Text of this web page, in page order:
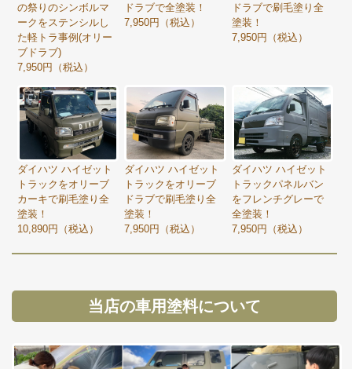
の祭りのシンボルマ
ークをステンシルし
た軽トラ事例(オリー
ブドラブ)
7,950円（税込）
ドラブで全塗装！
7,950円（税込）
ドラブで刷毛塗り全
塗装！
7,950円（税込）
ダイハツ ハイゼット
トラックをオリーブ
カーキで刷毛塗り全
塗装！
10,890円（税込）
ダイハツ ハイゼット
トラックをオリーブ
ドラブで刷毛塗り全
塗装！
7,950円（税込）
ダイハツ ハイゼット
トラックパネルバン
をフレンチグレーで
全塗装！
7,950円（税込）
当店の車用塗料について